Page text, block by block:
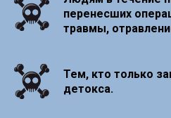
перенесших
травмы,
Тем, кто только
детокса.